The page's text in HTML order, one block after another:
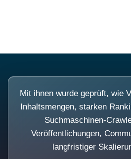
Mit ihnen wurde geprüft, wie
Inhaltsmengen, starken
Suchmaschinen-
Veröffentlichungen,
langfristiger